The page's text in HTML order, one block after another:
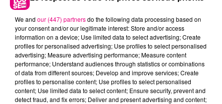
Cancer Lion Vierge
We and our (447) partnersdo the following data processing based on
your consent and/or our legitimate interest: Store and/or access
information on a device; Use limited data to select advertising; Create
profiles for personalised advertising; Use profiles to select personalised
advertising; Measure advertising performance; Measure content
performance; Understand audiences through statistics or combinations
of data from different sources; Develop and improve services; Create
profiles to personalise content; Use profiles to select personalised
content; Use limited data to select content; Ensure security, prevent and
detect fraud, and fix errors; Deliver and present advertising and content;